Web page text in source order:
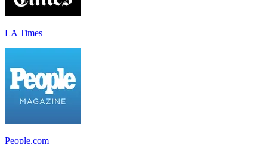
LA Times
People.com